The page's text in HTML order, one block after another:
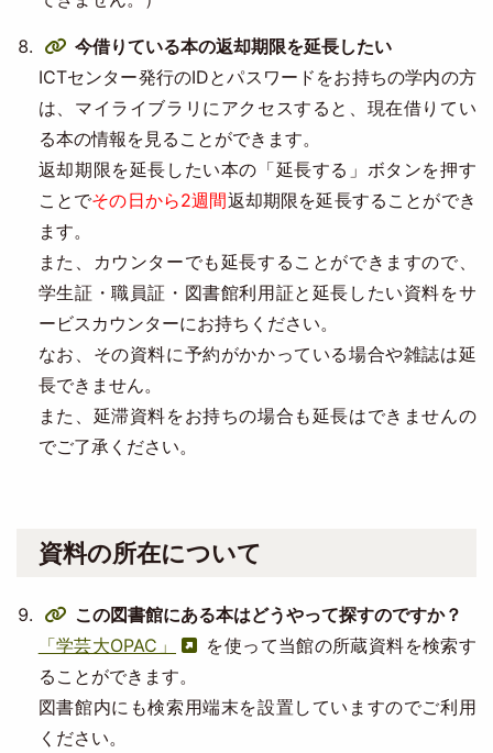
今借りている本の返却期限を延長したい
ICTセンター発行のIDとパスワードをお持ちの学内の方
は、マイライブラリにアクセスすると、現在借りてい
る本の情報を見ることができます。
返却期限を延長したい本の「延長する」ボタンを押す
ことでその日から2週間返却期限を延長することができ
ます。
また、カウンターでも延長することができますので、
学生証・職員証・図書館利用証と延長したい資料をサ
ービスカウンターにお持ちください。
なお、その資料に予約がかかっている場合や雑誌は延
長できません。
また、延滞資料をお持ちの場合も延長はできませんの
でご了承ください。
資料の所在について
この図書館にある本はどうやって探すのですか？
「学芸大OPAC」
を使って当館の所蔵資料を検索す
ることができます。
図書館内にも検索用端末を設置していますのでご利用
ください。